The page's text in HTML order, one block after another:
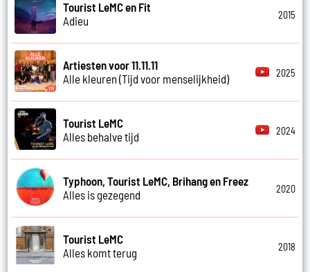
Tourist LeMC en Fit
Adieu
2015
Artiesten voor 11.11.11
Alle kleuren (Tijd voor menselijkheid)
2025
Tourist LeMC
Alles behalve tijd
2024
Typhoon, Tourist LeMC, Brihang en Freez
Alles is gezegend
2020
Tourist LeMC
Alles komt terug
2018